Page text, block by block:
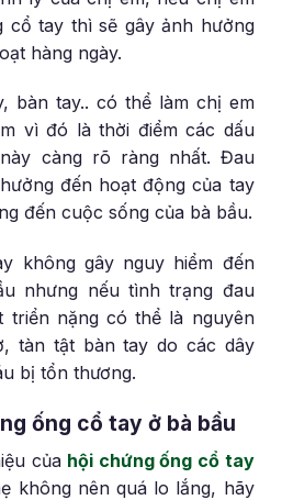
cổ tay thì sẽ gây ảnh hưởng
hàng ngày.
bàn tay.. có thể làm chị em
vì đó là thời điểm các dấu
càng rõ ràng nhất. Đau
đến hoạt động của tay
đến cuộc sống của bà bầu.
không gây nguy hiểm đến
nhưng nếu tình trạng đau
triển nặng có thể là nguyên
tàn tật bàn tay do các dây
bị tổn thương.
ống cổ tay ở bà bầu
của hội chứng ống cổ tay
không nên quá lo lắng, hãy